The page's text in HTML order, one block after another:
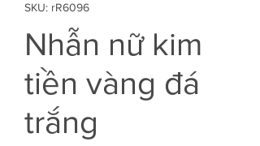
SKU: rR6096
Nhẫn nữ kim
tiền vàng đá
trắng